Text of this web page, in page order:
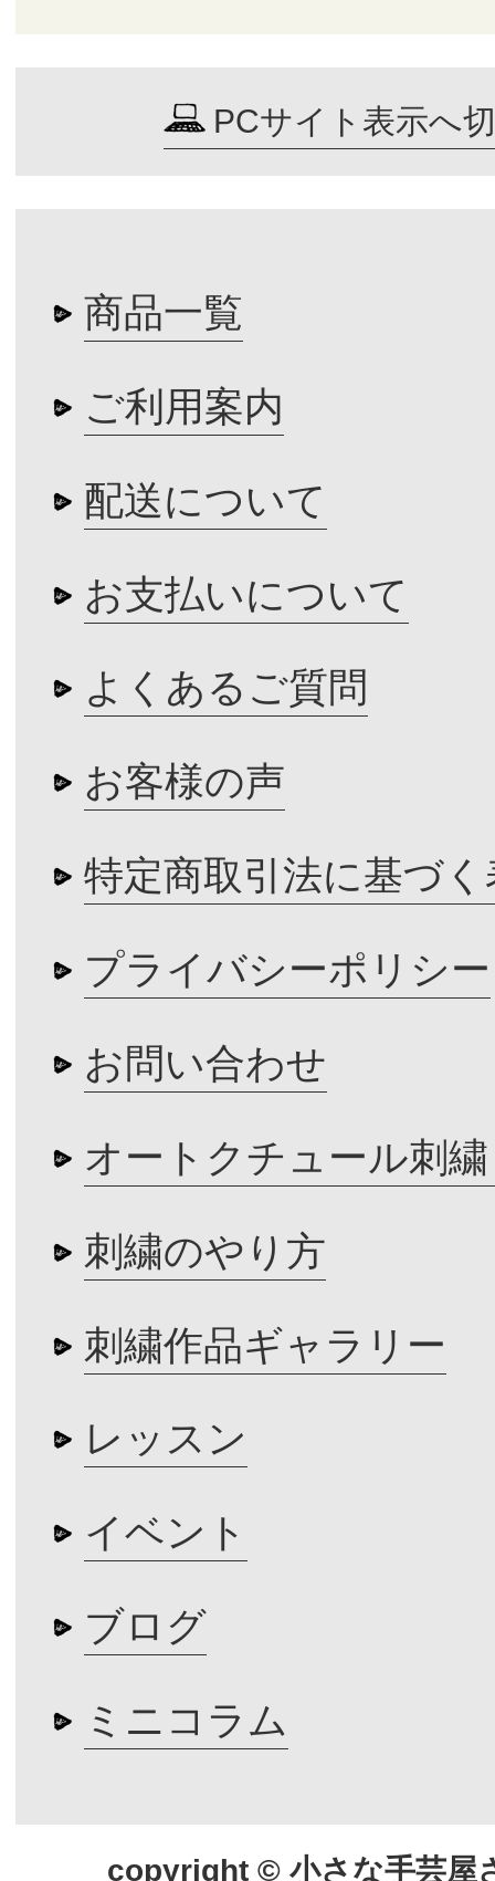
PCサイト表示へ
商品一覧
ご利用案内
配送について
お支払いについて
よくあるご質問
お客様の声
特定商取引法に基づく
プライバシーポリシー
お問い合わせ
オートクチュール刺
刺繍のやり方
刺繍作品ギャラリー
レッスン
イベント
ブログ
ミニコラム
copyright © 小さな手芸屋